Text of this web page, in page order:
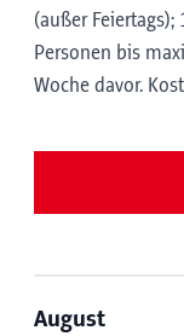
(außer
Personen bis
Woche davor.
August